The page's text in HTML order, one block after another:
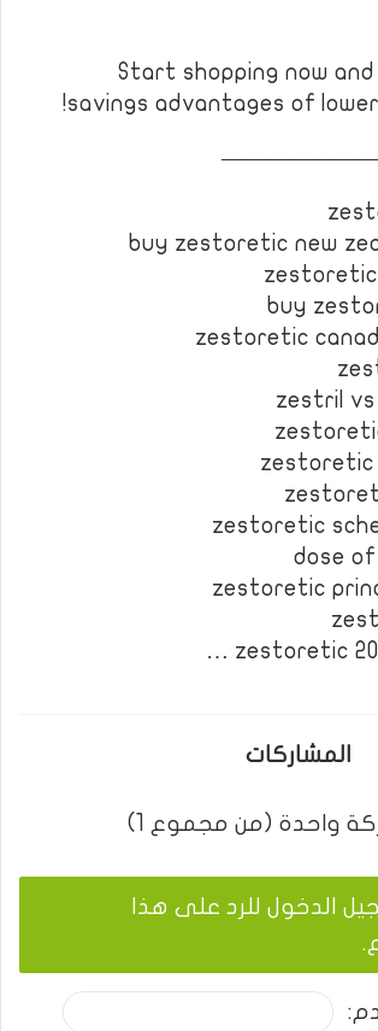
Start shopping now
savings advantages of lower
buy zestoretic new
buy
zestoretic
zestril
zestoretic
zestoretic
dose
zestoretic
zestoretic 20
المشاركات
واحدة (من مجموع 1)
الدخول للرد على هذا